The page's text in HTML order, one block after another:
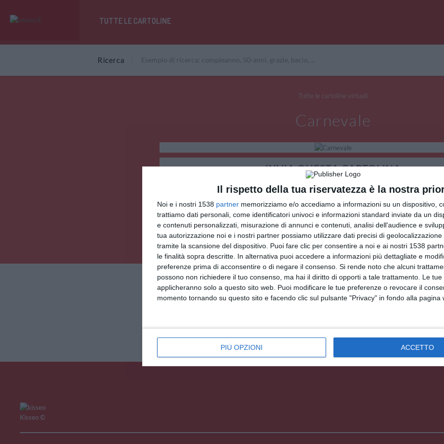
Il rispetto della tua riservatezza è la nostra
Noi e i nostri 1538 partner memorizziamo e/o accediamo a informazioni su un dispositivo,
trattiamo dati personali, come identificatori univoci e informazioni standard inviate da un
e contenuti personalizzati, misurazione di annunci e contenuti, analisi dell'audience e
tua autorizzazione noi e i nostri partner possiamo utilizzare dati precisi di
tramite la scansione del dispositivo. Puoi fare clic per consentire a noi e ai nostri 1538
le finalità sopra descritte. In alternativa puoi accedere a informazioni più dettagliate e
preferenze prima di acconsentire o di negare il consenso. Si rende noto che alcuni
possono non richiedere il tuo consenso, ma hai il diritto di opporti a tale trattamento. Le
applicheranno solo a questo sito web. Puoi modificare le tue preferenze o revocare il
momento tornando su questo sito e facendo clic sul pulsante "Privacy" in fondo alla pagina
PIÙ OPZIONI ACCETTO
TUTTE LE CARTOLINE
Ricerca
Tutte le cartoline virtuali
Carnevale
INVIA QUESTA CARTOLINA
via Email(GRATUITO)
CONDIVIDI QUESTA CARTOLINA
Facebook, Twitter, WhatsApp, ...
VEDI ALTRE CARTOLINE DI QUESTE
Cartoline Feste et Festività
Kisseo©